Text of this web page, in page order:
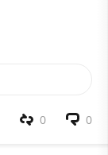
0
0